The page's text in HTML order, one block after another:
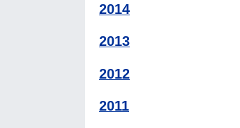
2014
2013
2012
2011